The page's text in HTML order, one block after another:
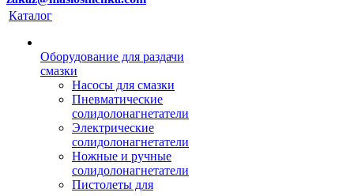
Каталог
Оборудование для раздачи
смазки
Насосы для смазки
Пневматические
солидолонагнетатели
Электрические
солидолонагнетатели
Ножные и ручные
солидолонагнетатели
Пистолеты для